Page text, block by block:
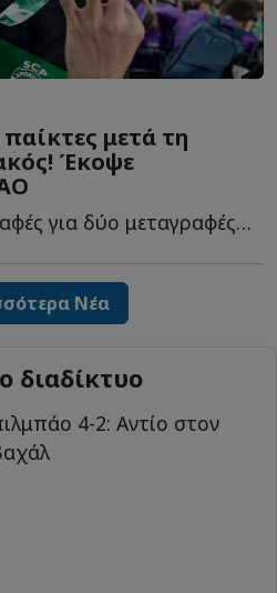
μετά τη
Έκοψε
Οι προχωρημένες επαφές για δύο μεταγραφές που κλείνουν ε...
Νέα
διαδίκτυο